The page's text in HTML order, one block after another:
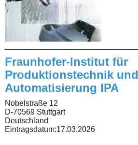
Fraunhofer-Institut für
Produktionstechnik und
Automatisierung IPA
Nobelstraße 12
D-70569 Stuttgart
Deutschland
Eintragsdatum:17.03.2026